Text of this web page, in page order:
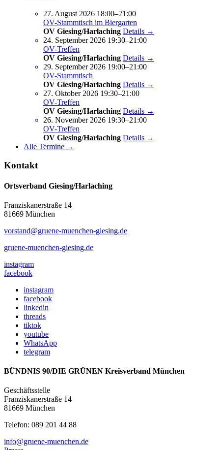
27. August 2026 18:00–21:00
OV-Stammtisch im Biergarten
OV Giesing/Harlaching Details →
24. September 2026 19:30–21:00
OV-Treffen
OV Giesing/Harlaching Details →
29. September 2026 19:00–21:00
OV-Stammtisch
OV Giesing/Harlaching Details →
27. Oktober 2026 19:30–21:00
OV-Treffen
OV Giesing/Harlaching Details →
26. November 2026 19:30–21:00
OV-Treffen
OV Giesing/Harlaching Details →
Alle Termine →
Kontakt
Ortsverband Giesing/Harlaching
Franziskanerstraße 14
81669 München
vorstand@gruene-muenchen-giesing.de
gruene-muenchen-giesing.de
instagram
facebook
instagram
facebook
linkedin
threads
tiktok
youtube
WhatsApp
telegram
BÜNDNIS 90/DIE GRÜNEN Kreisverband München
Geschäftsstelle
Franziskanerstraße 14
81669 München
Telefon: 089 201 44 88
info@gruene-muenchen.de